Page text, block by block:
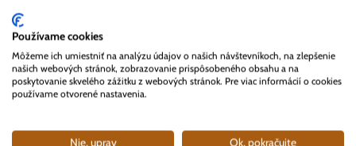
Používame cookies
Môžeme ich umiestniť na analýzu údajov o našich návštevníkoch, na zlepšenie
našich webových stránok, zobrazovanie prispôsobeného obsahu a na
poskytovanie skvelého zážitku z webových stránok. Pre viac informácií o cookies
používame otvorené nastavenia.
Nie, uprav Ok, pokračujte